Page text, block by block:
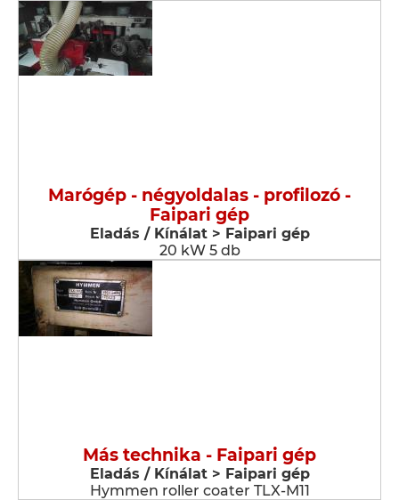
Marógép - négyoldalas - profilozó -
Faipari gép
Eladás / Kínálat > Faipari gép
20 kW 5 db
Más technika - Faipari gép
Eladás / Kínálat > Faipari gép
Hymmen roller coater TLX-M11